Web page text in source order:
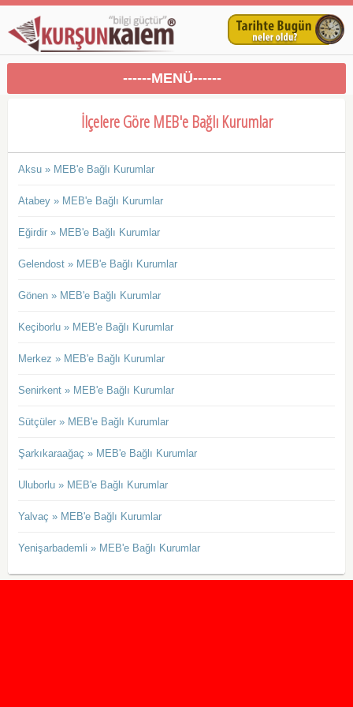
------MENÜ------
İlçelere Göre MEB'e Bağlı Kurumlar
Aksu » MEB'e Bağlı Kurumlar
Atabey » MEB'e Bağlı Kurumlar
Eğirdir » MEB'e Bağlı Kurumlar
Gelendost » MEB'e Bağlı Kurumlar
Gönen » MEB'e Bağlı Kurumlar
Keçiborlu » MEB'e Bağlı Kurumlar
Merkez » MEB'e Bağlı Kurumlar
Senirkent » MEB'e Bağlı Kurumlar
Sütçüler » MEB'e Bağlı Kurumlar
Şarkıkaraağaç » MEB'e Bağlı Kurumlar
Uluborlu » MEB'e Bağlı Kurumlar
Yalvaç » MEB'e Bağlı Kurumlar
Yenişarbademli » MEB'e Bağlı Kurumlar